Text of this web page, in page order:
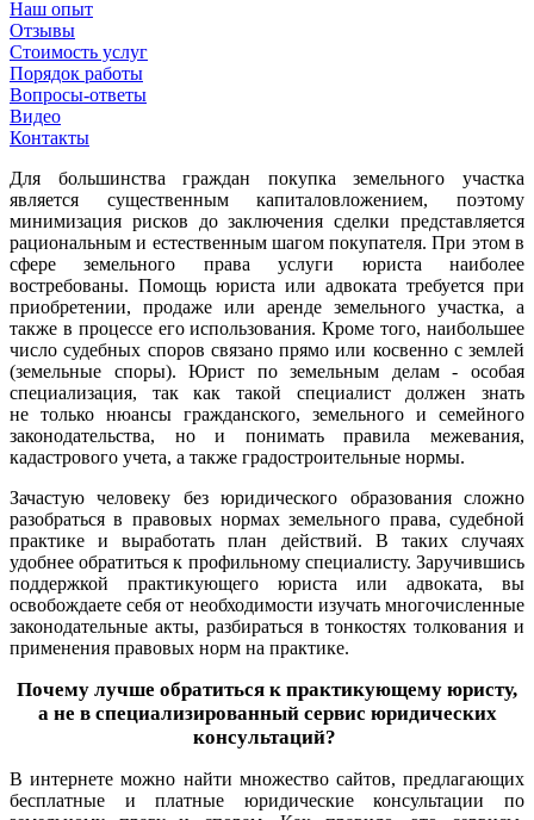
Наш опыт
Отзывы
Стоимость услуг
Порядок работы
Вопросы-ответы
Видео
Контакты
Для большинства граждан покупка земельного участка
является существенным капиталовложением, поэтому
минимизация рисков до заключения сделки представляется
рациональным и естественным шагом покупателя. При этом в
сфере земельного права услуги юриста наиболее
востребованы. Помощь юриста или адвоката требуется при
приобретении, продаже или аренде земельного участка, а
также в процессе его использования. Кроме того, наибольшее
число судебных споров связано прямо или косвенно с землей
(земельные споры). Юрист по земельным делам - особая
специализация, так как такой специалист должен знать
не только нюансы гражданского, земельного и семейного
законодательства, но и понимать правила межевания,
кадастрового учета, а также градостроительные нормы.
Зачастую человеку без юридического образования сложно
разобраться в правовых нормах земельного права, судебной
практике и выработать план действий. В таких случаях
удобнее обратиться к профильному специалисту. Заручившись
поддержкой практикующего юриста или адвоката, вы
освобождаете себя от необходимости изучать многочисленные
законодательные акты, разбираться в тонкостях толкования и
применения правовых норм на практике.
Почему лучше обратиться к практикующему юристу,
а не в специализированный сервис юридических
консультаций?
В интернете можно найти множество сайтов, предлагающих
бесплатные и платные юридические консультации по